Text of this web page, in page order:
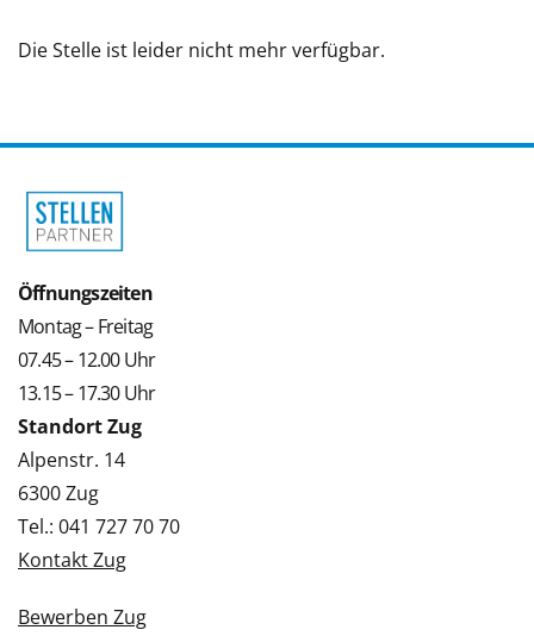
Die Stelle ist leider nicht mehr verfügbar.
Öffnungszeiten
Montag – Freitag
07.45 – 12.00 Uhr
13.15 – 17.30 Uhr
Standort Zug
Alpenstr. 14
6300 Zug
Tel.: 041 727 70 70
Kontakt Zug
Bewerben Zug